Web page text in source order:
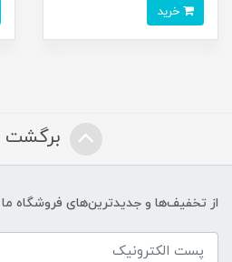
برگشت
از تخفیف‌ها و جدیدترین‌های فروشگاه ما